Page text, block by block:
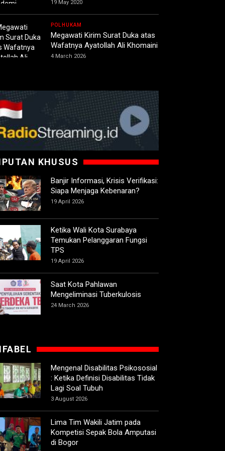
19 May 2020
POLHUKAM
Megawati Kirim Surat Duka atas
Wafatnya Ayatollah Ali Khomaini
4 March 2026
KHUSUS
Banjir Informasi, Krisis Verifikasi:
Siapa Menjaga Kebenaran?
19 April 2026
Ketika Wali Kota Surabaya
Temukan Pelanggaran Fungsi
TPS
19 April 2026
Saat Kota Pahlawan
Mengeliminasi Tuberkulosis
24 March 2026
Mengenal Disabilitas Psikososial
: Ketika Definisi Disabilitas Tidak
Lagi Soal Tubuh
3 August 2026
Lima Tim Wakili Jatim pada
Kompetisi Sepak Bola Amputasi
di Bogor